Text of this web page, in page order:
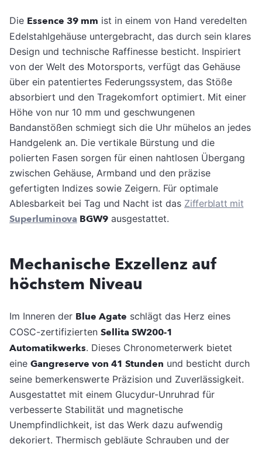
Die Essence 39 mm ist in einem von Hand veredelten
Edelstahlgehäuse untergebracht, das durch sein klares
Design und technische Raffinesse besticht. Inspiriert
von der Welt des Motorsports, verfügt das Gehäuse
über ein patentiertes Federungssystem, das Stöße
absorbiert und den Tragekomfort optimiert. Mit einer
Höhe von nur 10 mm und geschwungenen
Bandanstößen schmiegt sich die Uhr mühelos an jedes
Handgelenk an. Die vertikale Bürstung und die
polierten Fasen sorgen für einen nahtlosen Übergang
zwischen Gehäuse, Armband und den präzise
gefertigten Indizes sowie Zeigern. Für optimale
Ablesbarkeit bei Tag und Nacht ist das Zifferblatt mit
Superluminova BGW9ausgestattet.
Mechanische Exzellenz auf
höchstem Niveau
Im Inneren der Blue Agate schlägt das Herz eines
COSC-zertifizierten Sellita SW200-1
Automatikwerks. Dieses Chronometerwerk bietet
eine Gangreserve von 41 Stunden und besticht durch
seine bemerkenswerte Präzision und Zuverlässigkeit.
Ausgestattet mit einem Glucydur-Unruhrad für
verbesserte Stabilität und magnetische
Unempfindlichkeit, ist das Werk dazu aufwendig
dekoriert. Thermisch gebläute Schrauben und der